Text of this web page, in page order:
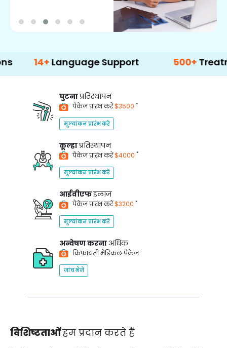
Language Support 500+ Treatment
घुटनाप्रतिस्थापन
पैकेज प्रारंभ करें$3500 *
मूल्यांकन प्रारंभ करें
कूल्हाप्रतिस्थापन
पैकेज प्रारंभ करें$4000 *
मूल्यांकन प्रारंभ करें
आईवीएफइलाज
पैकेज प्रारंभ करें$3200 *
मूल्यांकन प्रारंभ करें
अन्वेषण करना अधिक
किफायती मेडिकल पैकेज
जांच भेजें
विशिष्टताओंहम प्रदान करते हैं